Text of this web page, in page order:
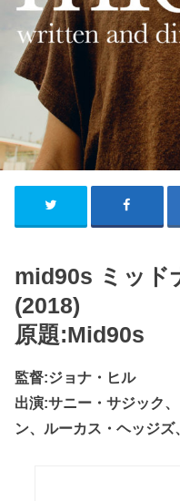
mid90s ミッド
(2018)
原題:Mid90s
監督:ジョナ・ヒル
出演:サニー・サジック
ン、ルーカス・ヘッジ